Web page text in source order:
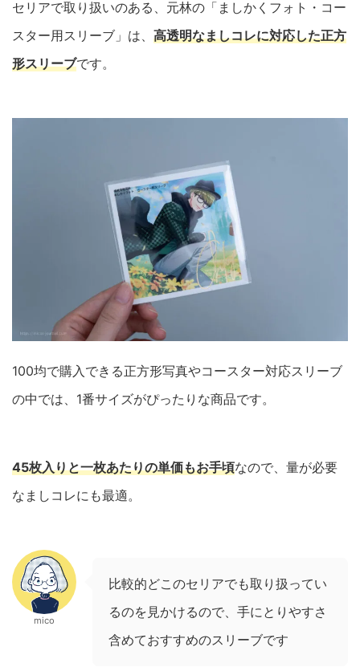
セリアで取り扱いのある、元林の「ましかくフォト・コー
スター用スリーブ」は、 高透明なましコレに対応した正方
形スリーブです。
100均で購入できる正方形写真やコースター対応スリーブ
の中では、1番サイズがぴったりな商品です。
45枚入りと一枚あたりの単価もお手頃なので、量が必要
なましコレにも最適。
mico
比較的どこのセリアでも取り扱ってい
るのを見かけるので、手にとりやすさ
含めておすすめのスリーブです